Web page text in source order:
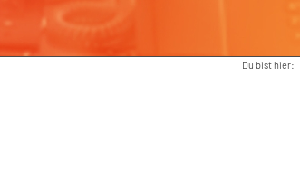
Du bist hier: